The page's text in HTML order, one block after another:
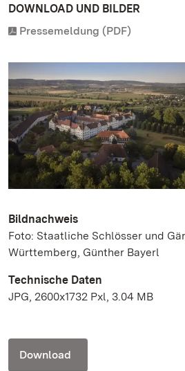
DOWNLOAD UND BILDER
Pressemeldung (PDF)
Bildnachweis
Foto: Staatliche Schlösser und
Württemberg, Günther Bayerl
Technische Daten
JPG, 2600x1732 Pxl, 3.04 MB
Download